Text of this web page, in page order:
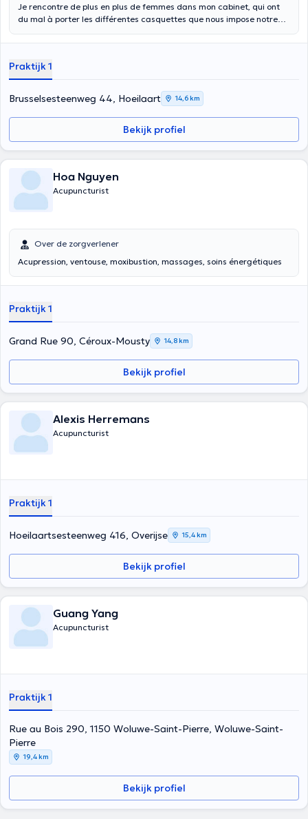
Je rencontre de plus en plus de femmes dans mon cabinet, qui ont
du mal à porter les différentes casquettes que nous impose notre
propose de retrouver confiance en vous : J’aimerai travailler avec
comprend en fait 4 Femmes avec ses qualités et ses challenges bien
particuliers reliés aux phases du cycle menstruel ? La séance vise à
vous expliquer comment fonctionne votre cycle, et comment l’utiliser
à bon escient dans les moments optimaux, c’est-à-dire les jours où
certaines de nos capacités sont renforçées au maximum. Envie de
retrouver tout votre potentiel de femme ? Cette séance est faite
pour vous !
Praktijk 1
Brusselsesteenweg 44, Hoeilaart 14,6 km
Bekijk profiel
Hoa Nguyen
Acupuncturist
Over de zorgverlener
Acupression, ventouse, moxibustion, massages, soins énergétiques
Praktijk 1
Grand Rue 90, Céroux-Mousty 14,8 km
Bekijk profiel
Alexis Herremans
Acupuncturist
Praktijk 1
Hoeilaartsesteenweg 416, Overijse 15,4 km
Bekijk profiel
Guang Yang
Acupuncturist
Praktijk 1
Rue au Bois 290, 1150 Woluwe-Saint-Pierre, Woluwe-Saint-
Pierre
19,4 km
Bekijk profiel